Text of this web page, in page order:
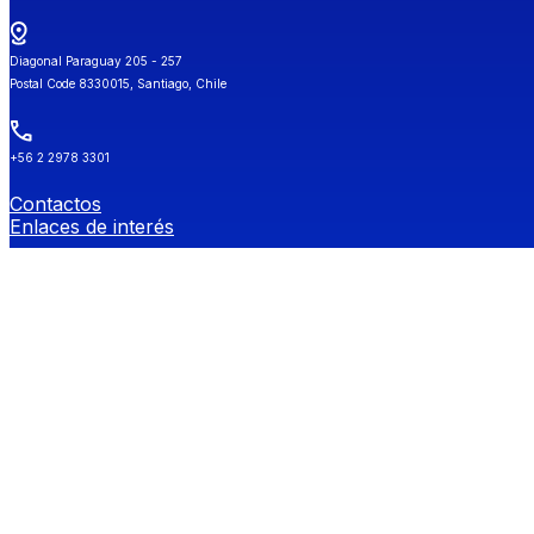
Diagonal Paraguay 205 - 257
Postal Code 8330015, Santiago, Chile
+56 2 2978 3301
Contactos
Enlaces de interés